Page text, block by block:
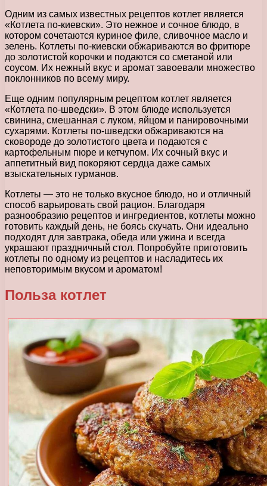
Одним из самых известных рецептов котлет является
«Котлета по-киевски». Это нежное и сочное блюдо, в
котором сочетаются куриное филе, сливочное масло и
зелень. Котлеты по-киевски обжариваются во фритюре
до золотистой корочки и подаются со сметаной или
соусом. Их нежный вкус и аромат завоевали множество
поклонников по всему миру.
Еще одним популярным рецептом котлет является
«Котлета по-шведски». В этом блюде используется
свинина, смешанная с луком, яйцом и панировочными
сухарями. Котлеты по-шведски обжариваются на
сковороде до золотистого цвета и подаются с
картофельным пюре и кетчупом. Их сочный вкус и
аппетитный вид покоряют сердца даже самых
взыскательных гурманов.
Котлеты — это не только вкусное блюдо, но и отличный
способ варьировать свой рацион. Благодаря
разнообразию рецептов и ингредиентов, котлеты можно
готовить каждый день, не боясь скучать. Они идеально
подходят для завтрака, обеда или ужина и всегда
украшают праздничный стол. Попробуйте приготовить
котлеты по одному из рецептов и насладитесь их
неповторимым вкусом и ароматом!
Польза котлет